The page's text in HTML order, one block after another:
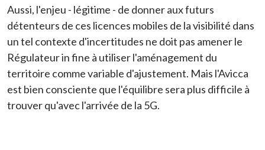
Aussi, l'enjeu - légitime - de donner aux futurs
détenteurs de ces licences mobiles de la visibilité dans
un tel contexte d'incertitudes ne doit pas amener le
Régulateur in fine à utiliser l'aménagement du
territoire comme variable d'ajustement. Mais l'Avicca
est bien consciente que l'équilibre sera plus difficile à
trouver qu'avec l'arrivée de la 5G.